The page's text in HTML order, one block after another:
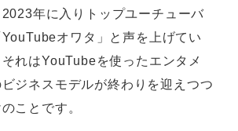
年に入りトップユーチューバ
オワタ」と声を上げてい
れはYouTubeを使ったエンタメ
ジネスモデルが終わりを迎えつつ
ことです。